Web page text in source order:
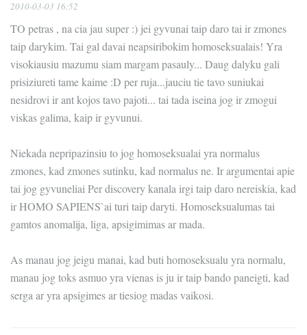
2010-03-03 16:52
TO petras , na cia jau super :) jei gyvunai taip daro tai ir zmones
taip darykim. Tai gal davai neapsiribokim homoseksualais! Yra
visokiausiu mazumu siam margam pasauly... Daug dalyku gali
prisiziureti tame kaime :D per ruja...jauciu tie tavo suniukai
nesidrovi ir ant kojos tavo pajoti... tai tada iseina jog ir zmogui
viskas galima, kaip ir gyvunui.
Niekada nepripazinsiu to jog homoseksualai yra normalus
zmones, kad zmones sutinku, kad normalus ne. Ir argumentai apie
tai jog gyvuneliai Per discovery kanala irgi taip daro nereiskia, kad
ir HOMO SAPIENS`ai turi taip daryti. Homoseksualumas tai
gamtos anomalija, liga, apsigimimas ar mada.
As manau jog jeigu manai, kad buti homoseksualu yra normalu,
manau jog toks asmuo yra vienas is ju ir taip bando paneigti, kad
serga ar yra apsigimes ar tiesiog madas vaikosi.